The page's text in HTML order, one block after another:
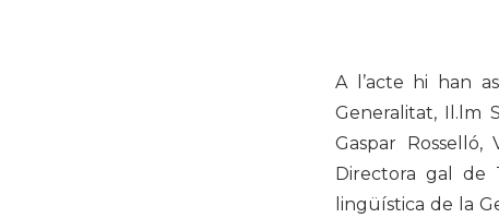
A l’acte hi han
Generalitat, Il.lm
Gaspar
Directora gal de
lingüística de la